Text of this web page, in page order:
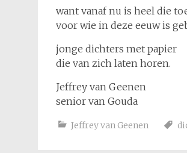
want vanaf nu is heel die
voor wie in deze eeuw is
jonge dichters met papier
die van zich laten horen.
Jeffrey van Geenen
senior van Gouda
Jeffrey van Geenen